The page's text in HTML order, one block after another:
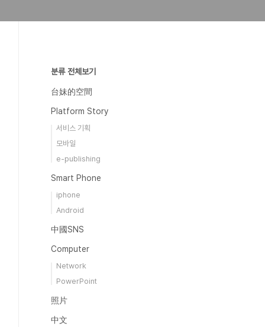
분류 전체보기
台妹的空間
Platform Story
서비스 기획
모바일
e-publishing
Smart Phone
iphone
Android
中國SNS
Computer
Network
PowerPoint
照片
中文